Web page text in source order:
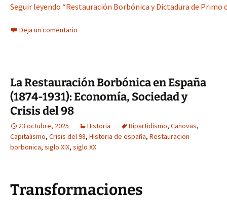
Seguir leyendo “Restauración Borbónica y Dictadura de Primo
Deja un comentario
La Restauración Borbónica en España
(1874-1931): Economía, Sociedad y
Crisis del 98
23 octubre, 2025 Historia Bipartidismo, Canovas,
Capitalismo, Crisis del 98, Historia de españa, Restauracion
borbonica, siglo XIX, siglo XX
Transformaciones